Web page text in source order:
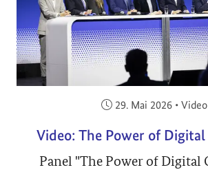
Veröffentlicht am:
29. Mai 2026 • Video
Video: The Power of
Panel "The Power of Digital